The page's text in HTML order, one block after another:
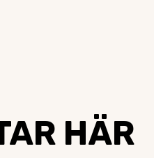
HÄR